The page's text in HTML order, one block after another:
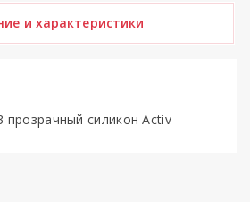
и характеристики
прозрачный силикон Activ